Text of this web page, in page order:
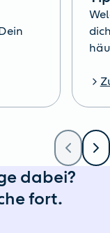
dabei?
fort.